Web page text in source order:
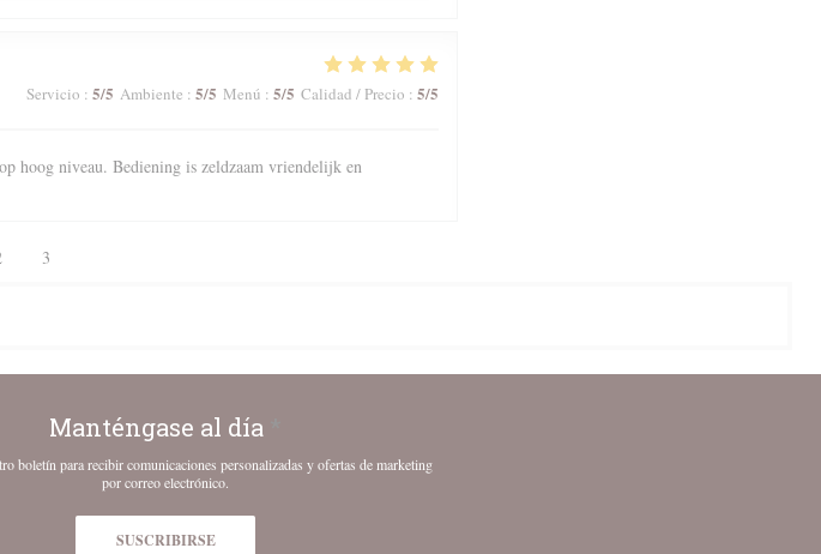
Servicio : 5/5 Ambiente : 5/5 Menú : 5/5 Calidad / Precio : 5/5
hoog niveau. Bediening is zeldzaam vriendelijk en
3
Manténgase al día
boletín para recibir comunicaciones personalizadas y ofertas de marketing
por correo electrónico.
SUSCRIBIRSE